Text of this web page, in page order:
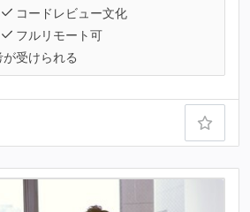
コードレビュー文化
フルリモート可
受けられる